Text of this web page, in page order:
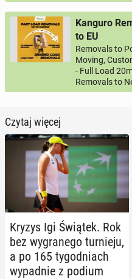
Kanguro
to EU
Removals to
Moving,
- Full Load
Removals to
Czytaj więcej
Kryzys Igi Świątek. Rok
bez wy­gra­ne­go tur­nie­ju,
a po 165 ty­go­dniach
wy­pad­nie z podium